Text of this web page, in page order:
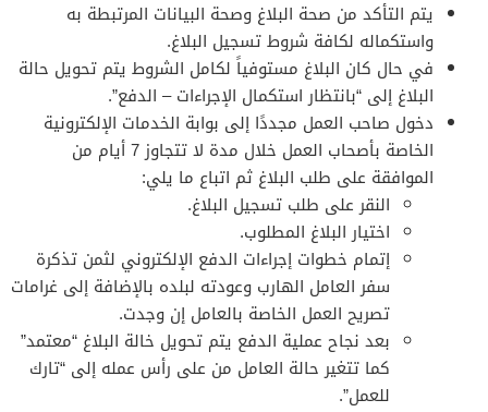
يتم التأكد من صحة البلاغ وصحة البيانات المرتبطة به
واستكماله لكافة شروط تسجيل البلاغ.
في حال كان البلاغ مستوفياً لكامل الشروط يتم تحويل حالة
البلاغ إلى “بانتظار استكمال الإجراءات – الدفع”.
دخول صاحب العمل مجددًا إلى بوابة الخدمات الإلكترونية
الخاصة بأصحاب العمل خلال مدة لا تتجاوز 7 أيام من
الموافقة على طلب البلاغ ثم اتباع ما يلي:
النقر على طلب تسجيل البلاغ.
اختيار البلاغ المطلوب.
إتمام خطوات إجراءات الدفع الإلكتروني لثمن تذكرة
سفر العامل الهارب وعودته لبلده بالإضافة إلى غرامات
تصريح العمل الخاصة بالعامل إن وجدت.
بعد نجاح عملية الدفع يتم تحويل خالة البلاغ “معتمد”
كما تتغير حالة العامل من على رأس عمله إلى “تارك
للعمل”.